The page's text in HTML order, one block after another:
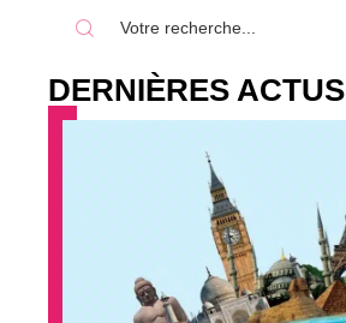
DERNIÈRES ACTUS